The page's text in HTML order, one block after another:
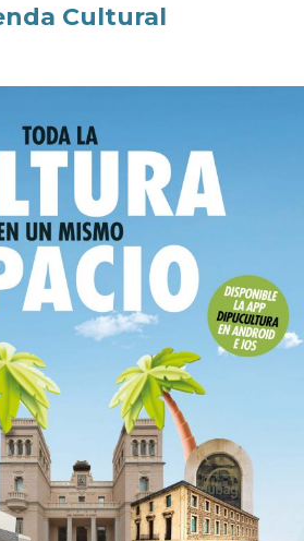
Cultural